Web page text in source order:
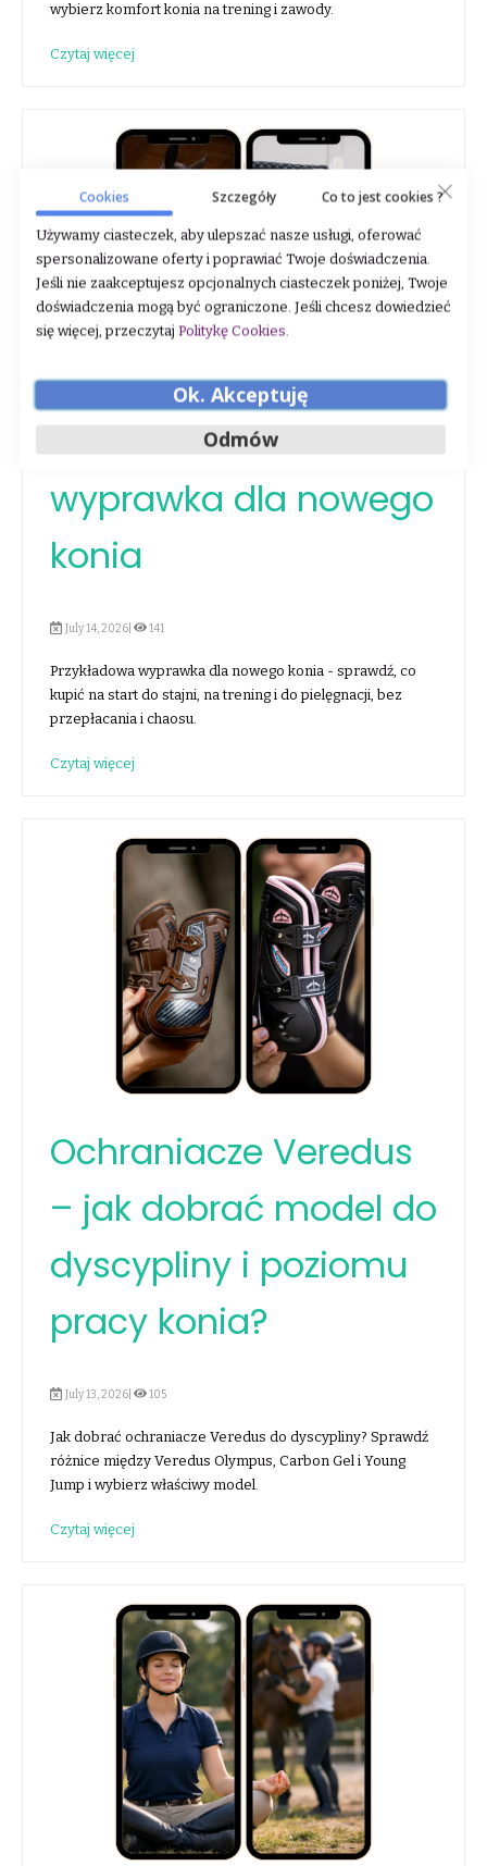
wybierz komfort konia na trening i zawody.
Czytaj więcej
Przykładowa
wyprawka dla nowego
konia
July 14, 2026| 141
Przykładowa wyprawka dla nowego konia - sprawdź, co
kupić na start do stajni, na trening i do pielęgnacji, bez
przepłacania i chaosu.
Czytaj więcej
Ochraniacze Veredus
– jak dobrać model do
dyscypliny i poziomu
pracy konia?
July 13, 2026| 105
Jak dobrać ochraniacze Veredus do dyscypliny? Sprawdź
różnice między Veredus Olympus, Carbon Gel i Young
Jump i wybierz właściwy model.
Czytaj więcej
Cookies Szczegóły Co to jest cookies ?
Używamy ciasteczek, aby ulepszać nasze usługi, oferować
spersonalizowane oferty i poprawiać Twoje doświadczenia.
Jeśli nie zaakceptujesz opcjonalnych ciasteczek poniżej, Twoje
doświadczenia mogą być ograniczone. Jeśli chcesz dowiedzieć
się więcej, przeczytaj Politykę Cookies.
Ok. Akceptuję
Odmów